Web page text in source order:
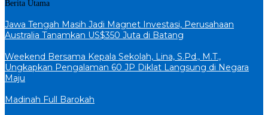
Berita Utama
Jawa Tengah Masih Jadi Magnet Investasi, Perusahaan
Australia Tanamkan US$350 Juta di Batang
Weekend Bersama Kepala Sekolah, Lina, S.Pd., M.T.,
Ungkapkan Pengalaman 60 JP Diklat Langsung di Negara
Maju
Madinah Full Barokah